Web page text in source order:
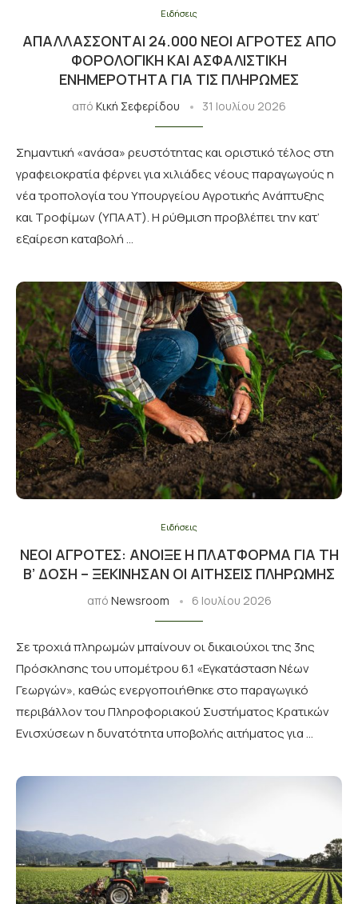
Ειδήσεις
ΑΠΑΛΛΆΣΣΟΝΤΑΙ 24.000 ΝΈΟΙ ΑΓΡΌΤΕΣ ΑΠΌ
ΦΟΡΟΛΟΓΙΚΉ ΚΑΙ ΑΣΦΑΛΙΣΤΙΚΉ
ΕΝΗΜΕΡΌΤΗΤΑ ΓΙΑ ΤΙΣ ΠΛΗΡΩΜΈΣ
από Κική Σεφερίδου 31 Ιουλίου 2026
Σημαντική «ανάσα» ρευστότητας και οριστικό τέλος στη
γραφειοκρατία φέρνει για χιλιάδες νέους παραγωγούς η
νέα τροπολογία του Υπουργείου Αγροτικής Ανάπτυξης
και Τροφίμων (ΥΠΑΑΤ). Η ρύθμιση προβλέπει την κατ’
εξαίρεση καταβολή …
Ειδήσεις
ΝΈΟΙ ΑΓΡΌΤΕΣ: ΆΝΟΙΞΕ Η ΠΛΑΤΦΌΡΜΑ ΓΙΑ ΤΗ
Β’ ΔΌΣΗ – ΞΕΚΊΝΗΣΑΝ ΟΙ ΑΙΤΉΣΕΙΣ ΠΛΗΡΩΜΉΣ
από Newsroom 6 Ιουλίου 2026
Σε τροχιά πληρωμών μπαίνουν οι δικαιούχοι της 3ης
Πρόσκλησης του υπομέτρου 6.1 «Εγκατάσταση Νέων
Γεωργών», καθώς ενεργοποιήθηκε στο παραγωγικό
περιβάλλον του Πληροφοριακού Συστήματος Κρατικών
Ενισχύσεων η δυνατότητα υποβολής αιτήματος για …